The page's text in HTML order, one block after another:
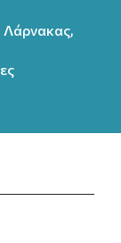
Λάρνακας,